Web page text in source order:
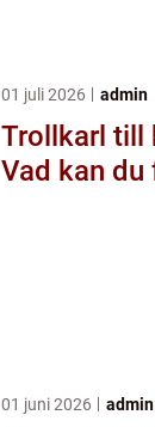
01 juli 2026 admin
Trollkarl till
Vad kan
01 juni 2026 admin